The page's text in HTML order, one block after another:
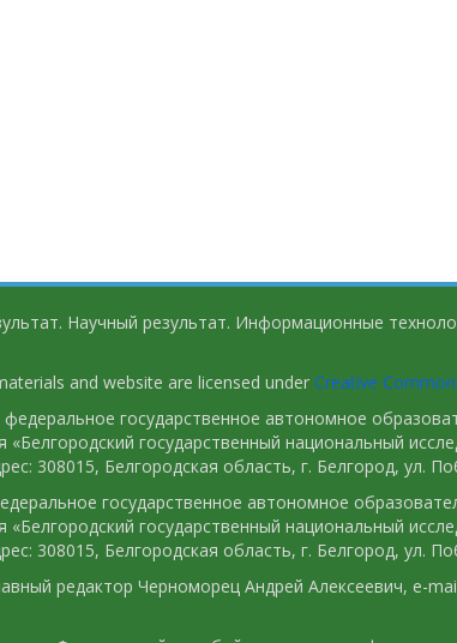
Научный результат. Информационные
and website are licensed under Creative
федеральное государственное автономное
«Белгородский государственный национальный
308015, Белгородская область, г. Белгород, ул.
государственное автономное
«Белгородский государственный национальный
308015, Белгородская область, г. Белгород, ул.
редактор Черноморец Андрей Алексеевич, e-